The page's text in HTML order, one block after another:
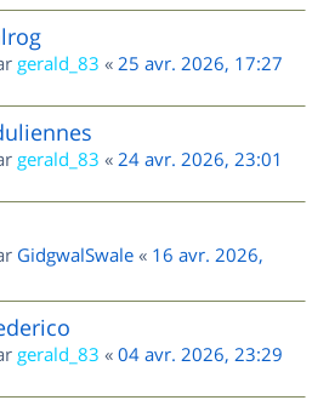
gerald_83 « 25 avr. 2026, 17:27
gerald_83 « 24 avr. 2026, 23:01
GidgwalSwale « 16 avr. 2026,
gerald_83 « 04 avr. 2026, 23:29